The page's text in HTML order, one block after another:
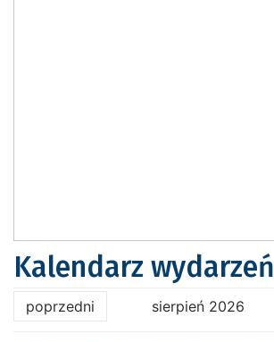
Kalendarz wydarzeń
poprzedni sierpień 2026